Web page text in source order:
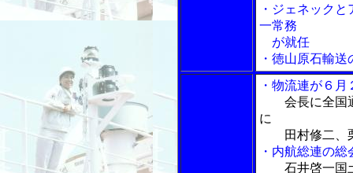
・ジェネック
一常務
が就任
・徳山原石輸
・物流連が６
会長に全国
に
田村修二、栗
・内航総連の
石井啓一国